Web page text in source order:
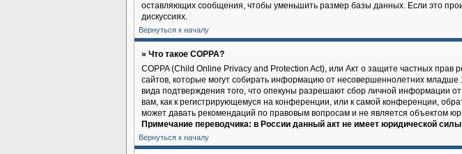
оставляющих сообщения, чтобы уменьшить размер базы данных. Если это
дискуссиях.
Вернуться к началу
» Что такое COPPA?
COPPA (Child Online Privacy and Protection Act), или Акт о защите частных
сайтов, которые могут собирать информацию от несовершеннолетних
вида подтверждения того, что опекуны разрешают сбор личной информации
вам, как к регистрирующемуся на конференции, или к самой конференции,
может давать рекомендаций по правовым вопросам и не является объектом
Примечание переводчика: в России данный акт не имеет юридической
Вернуться к началу